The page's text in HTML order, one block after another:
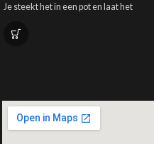
Je steekt het in een pot en laat het